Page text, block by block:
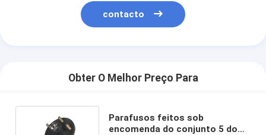
contacto
Obter O Melhor Preço Para
Parafusos feitos sob
encomenda do conjunto 5 do